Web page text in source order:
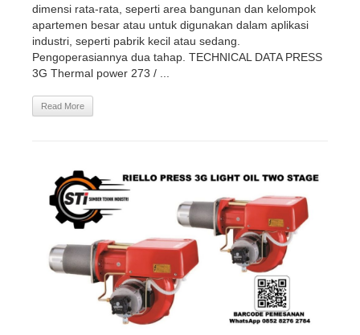
dimensi rata-rata, seperti area bangunan dan kelompok
apartemen besar atau untuk digunakan dalam aplikasi
industri, seperti pabrik kecil atau sedang.
Pengoperasiannya dua tahap. TECHNICAL DATA PRESS
3G Thermal power 273 / ...
Read More